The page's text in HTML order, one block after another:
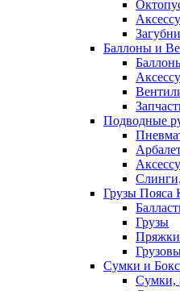
Баллоны и
Подводные
Грузы Пояса
Грузы
Пряжки
Сумки и
Сумки,